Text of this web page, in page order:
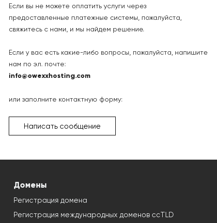
Если вы не можете оплатить услуги через
предоставленные платежные системы, пожалуйста,
свяжитесь с нами, и мы найдем решение.
Если у вас есть какие-либо вопросы, пожалуйста, напишите
нам по эл. почте:
info@owexxhosting.com
или заполните контактную форму:
Написать сообщение
Домены
Регистрация домена
Регистрация международных доменов ccTLD